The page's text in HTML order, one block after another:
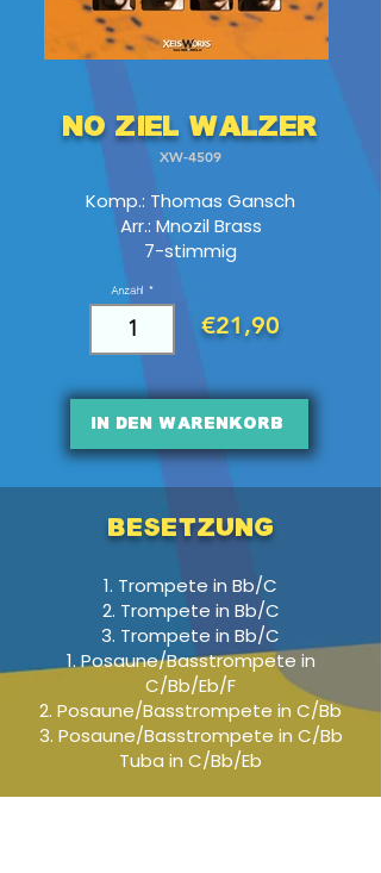
No Ziel Walzer
XW-4509
Komp.: Thomas Gansch
Arr.: Mnozil Brass
7-stimmig
Anzahl
€21,90
In den Warenkorb
Besetzung
1. Trompete in Bb/C
2. Trompete in Bb/C
3. Trompete in Bb/C
1. Posaune/Basstrompete in
C/Bb/Eb/F
2. Posaune/Basstrompete in C/Bb
3. Posaune/Basstrompete in C/Bb
Tuba in C/Bb/Eb